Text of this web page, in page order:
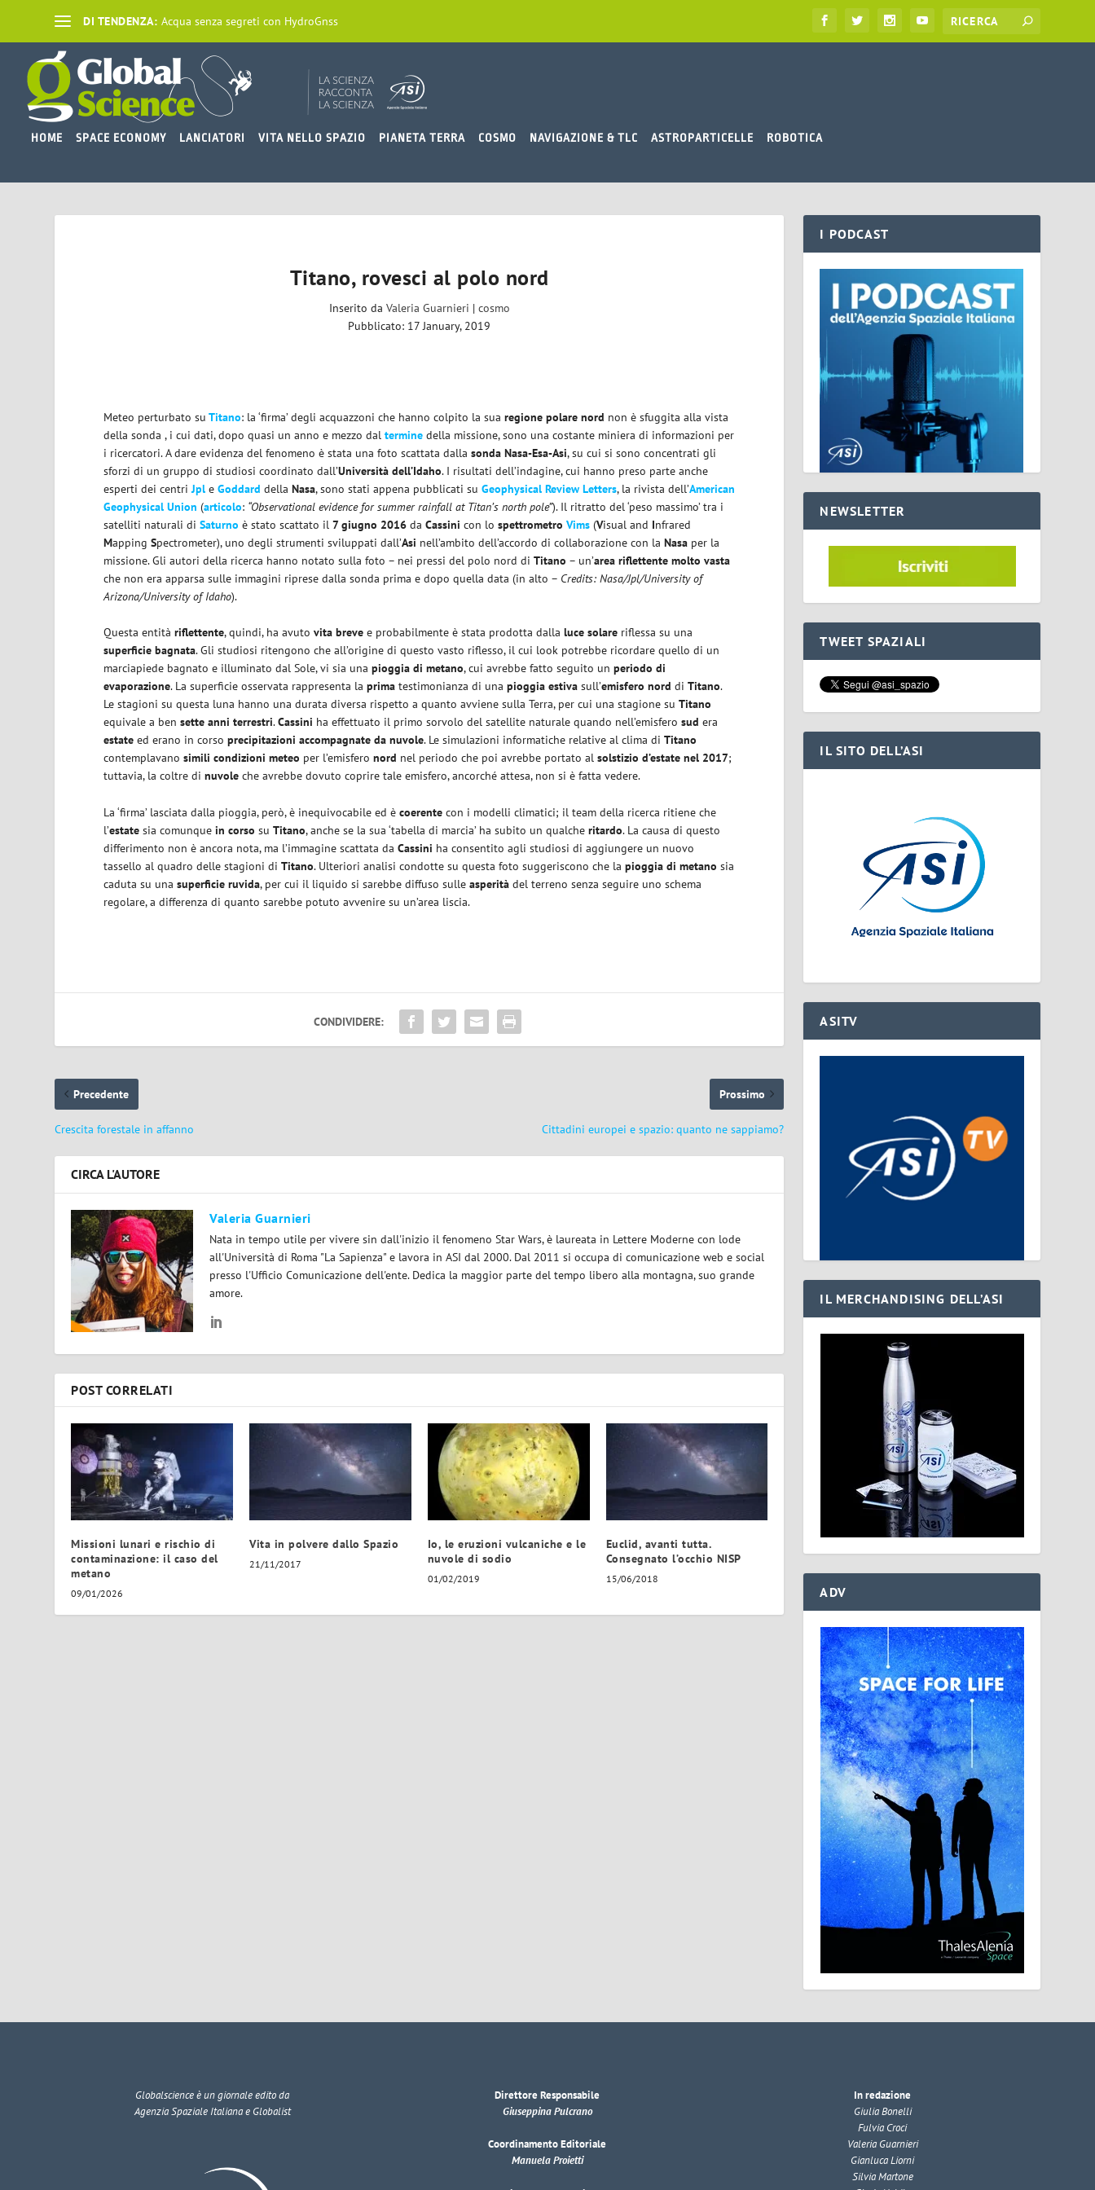
DI TENDENZA: Acqua senza segreti con HydroGnss
HOME SPACE ECONOMY LANCIATORI VITA NELLO SPAZIO PIANETA TERRA COSMO NAVIGAZIONE & TLC ASTROPARTICELLE ROBOTICA
Titano, rovesci al polo nord
Inserito da Valeria Guarnieri | cosmo
Pubblicato: 17 January, 2019
Meteo perturbato su Titano: la ‘firma’ degli acquazzoni che hanno colpito la sua regione polare nord non è sfuggita alla vista
della sonda , i cui dati, dopo quasi un anno e mezzo daltermine della missione, sono una costante miniera di informazioni per
i ricercatori. A dare evidenza del fenomeno è stata una foto scattata dalla sonda Nasa-Esa-Asi, su cui si sono concentrati gli
sforzi di un gruppo di studiosi coordinato dall’Università dell’Idaho. I risultati dell’indagine, cui hanno preso parte anche
esperti dei centriJpl eGoddard dellaNasa, sono stati appena pubblicati suGeophysical Review Letters, la rivista dell’American
Geophysical Union (articolo: “Observational evidence for summer rainfall at Titan’s north pole”). Il ritratto del ‘peso massimo’ tra i
satelliti naturali diSaturno è stato scattato il7 giugno 2016 daCassini con lospettrometroVims (Visual and Infrared
MappingSpectrometer), uno degli strumenti sviluppati dall’Asi nell’ambito dell’accordo di collaborazione con laNasa per la
missione. Gli autori della ricerca hanno notato sulla foto – nei pressi del polo nord diTitano – un’area riflettente molto vasta
che non era apparsa sulle immagini riprese dalla sonda prima e dopo quella data (in alto – Credits: Nasa/Jpl/University of
Arizona/University of Idaho).
Questa entitàriflettente, quindi, ha avuto vita breve e probabilmente è stata prodotta dallaluce solare riflessa su una
superficie bagnata. Gli studiosi ritengono che all’origine di questo vasto riflesso, il cui look potrebbe ricordare quello di un
marciapiede bagnato e illuminato dal Sole, vi sia unapioggia di metano, cui avrebbe fatto seguito unperiodo di
evaporazione. La superficie osservata rappresenta laprima testimonianza di unapioggia estiva sull’emisfero nord diTitano.
Le stagioni su questa luna hanno una durata diversa rispetto a quanto avviene sulla Terra, per cui una stagione suTitano
equivale a ben sette anni terrestri.Cassini ha effettuato il primo sorvolo del satellite naturale quando nell’emisferosud era
estate ed erano in corsoprecipitazioni accompagnate da nuvole. Le simulazioni informatiche relative al clima diTitano
contemplavanosimili condizioni meteo per l’emisfero nord nel periodo che poi avrebbe portato alsolstizio d’estate nel 2017;
tuttavia, la coltre dinuvole che avrebbe dovuto coprire tale emisfero, ancorché attesa, non si è fatta vedere.
La ‘firma’ lasciata dalla pioggia, però, è inequivocabile ed è coerente con i modelli climatici; il team della ricerca ritiene che
l’estate sia comunquein corso suTitano, anche se la sua ‘tabella di marcia’ ha subito un qualche ritardo. La causa di questo
differimento non è ancora nota, ma l’immagine scattata daCassini ha consentito agli studiosi di aggiungere un nuovo
tassello al quadro delle stagioni diTitano. Ulteriori analisi condotte su questa foto suggeriscono che lapioggia di metano sia
caduta su unasuperficie ruvida, per cui il liquido si sarebbe diffuso sulleasperità del terreno senza seguire uno schema
regolare, a differenza di quanto sarebbe potuto avvenire su un’area liscia.
CONDIVIDERE:
Precedente
Crescita forestale in affanno
Prossimo
Cittadini europei e spazio: quanto ne sappiamo?
CIRCA L'AUTORE
Valeria Guarnieri
Nata in tempo utile per vivere sin dall'inizio il fenomeno Star Wars, è laureata in Lettere Moderne con lode
all'Università di Roma "La Sapienza" e lavora in ASI dal 2000. Dal 2011 si occupa di comunicazione web e social
presso l'Ufficio Comunicazione dell'ente. Dedica la maggior parte del tempo libero alla montagna, suo grande
amore.
POST CORRELATI
Missioni lunari e rischio di
contaminazione: il caso del
metano
09/01/2026
Vita in polvere dallo Spazio
21/11/2017
Io, le eruzioni vulcaniche e le
nuvole di sodio
01/02/2019
Euclid, avanti tutta.
Consegnato l’occhio NISP
15/06/2018
I PODCAST
NEWSLETTER
TWEET SPAZIALI
IL SITO DELL’ASI
ASITV
IL MERCHANDISING DELL’ASI
ADV
Globalscienceè un giornale edito da
Agenzia Spaziale Italiana e Globalist
Direttore Responsabile
Giuseppina Pulcrano
Coordinamento Editoriale
Manuela Proietti
In redazione
Giulia Bonelli
Fulvia Croci
Valeria Guarnieri
Gianluca Liorni
Silvia Martone